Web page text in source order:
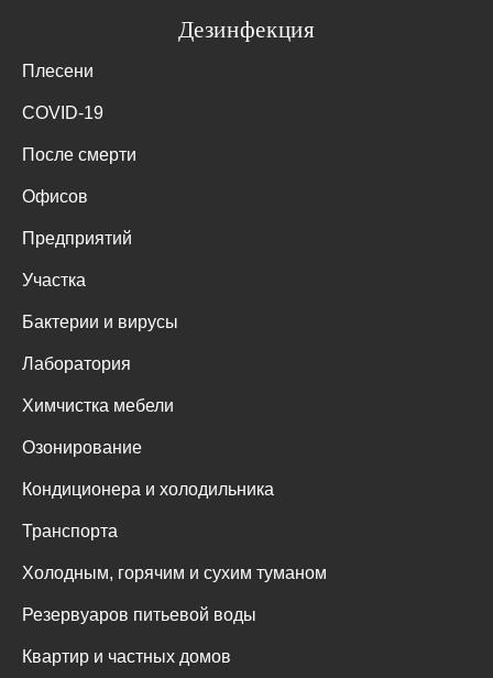
Дезинфекция
Плесени
COVID-19
После смерти
Офисов
Предприятий
Участка
Бактерии и вирусы
Лаборатория
Химчистка мебели
Озонирование
Кондиционера и холодильника
Транспорта
Холодным, горячим и сухим туманом
Резервуаров питьевой воды
Квартир и частных домов